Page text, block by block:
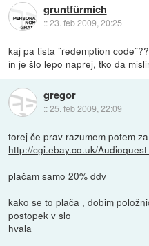
gruntfürmich
::23. feb 2009, 20:25
kaj pa tista ˝redemption
in je šlo lepo naprej, tko da
gregor
::25. feb 2009, 22:09
torej če prav razumem potem
http://cgi.ebay.co.uk/
plačam samo 20% ddv
kako se to plača , dobim
postopek v slo
hvala